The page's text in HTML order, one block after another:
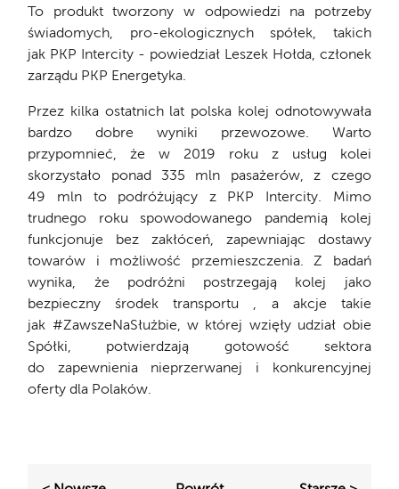
To produkt tworzony w odpowiedzi na potrzeby
świadomych, pro-ekologicznych spółek, takich
jak PKP Intercity - powiedział Leszek Hołda, członek
zarządu PKP Energetyka.
Przez kilka ostatnich lat polska kolej odnotowywała
bardzo dobre wyniki przewozowe. Warto
przypomnieć, że w 2019 roku z usług kolei
skorzystało ponad 335 mln pasażerów, z czego
49 mln to podróżujący z PKP Intercity. Mimo
trudnego roku spowodowanego pandemią kolej
funkcjonuje bez zakłóceń, zapewniając dostawy
towarów i możliwość przemieszczenia. Z badań
wynika, że podróżni postrzegają kolej jako
bezpieczny środek transportu , a akcje takie
jak #ZawszeNaSłużbie, w której wzięły udział obie
Spółki, potwierdzają gotowość sektora
do zapewnienia nieprzerwanej i konkurencyjnej
oferty dla Polaków.